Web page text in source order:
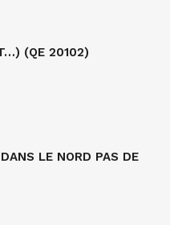
(QE 20102)
LE NORD PAS DE